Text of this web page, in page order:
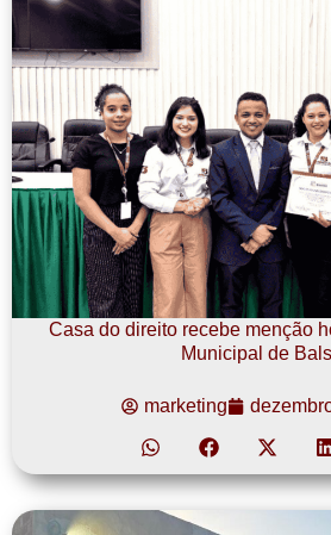
Casa do direito recebe menção
Municipal de
marketing